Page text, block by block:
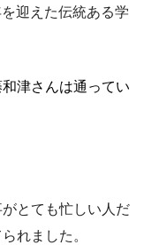
迎えた伝統ある学
津さんは通ってい
とても忙しい人だ
れました。